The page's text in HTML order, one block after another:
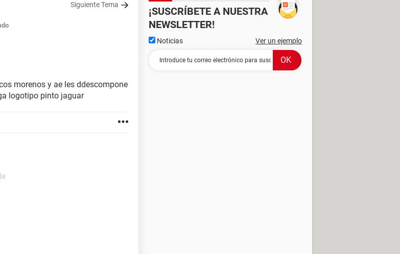
Siguiente Tema
morenos y ae les ddescompone
logotipo pinto jaguar
¡SUSCRÍBETE A NUESTRA
NEWSLETTER!
Noticias Ver un ejemplo